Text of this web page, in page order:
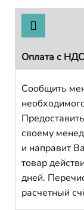
Оплата с
Сообщить
своему
и направит
товар
дней.
расчетный